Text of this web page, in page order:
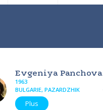
Evgeniya Panchova
1963
BULGARIE, PAZARDZHIK
Plus